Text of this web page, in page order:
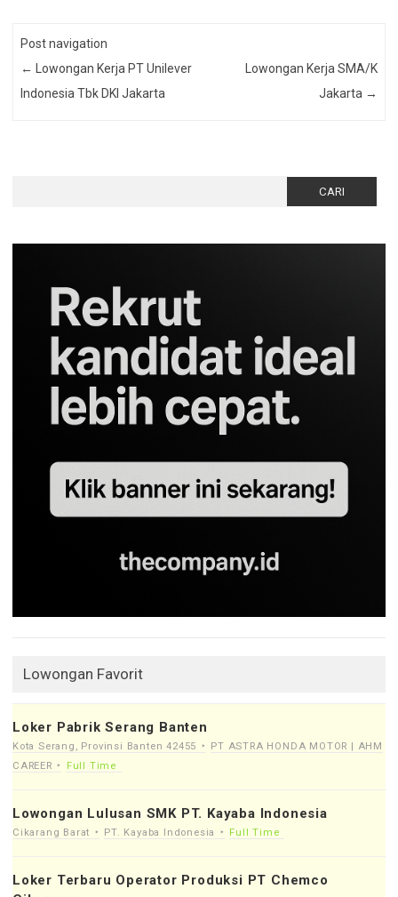
Post navigation
←
Lowongan Kerja PT Unilever
Indonesia Tbk DKI Jakarta
Lowongan Kerja SMA/K
Jakarta →
Lowongan Favorit
Loker Pabrik Serang Banten
Kota Serang, Provinsi Banten 42455
PT ASTRA HONDA MOTOR | AHM
CAREER
Full Time
Lowongan Lulusan SMK PT. Kayaba Indonesia
Cikarang Barat PT. Kayaba Indonesia Full Time
Loker Terbaru Operator Produksi PT Chemco